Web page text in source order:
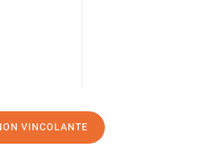
VINCOLANTE